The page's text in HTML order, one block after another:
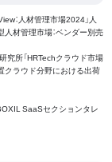
：人材管理市場2024」人
人材管理市場：ベンダー別売
所「HRTechクラウド市場
クラウド分野における出荷
SaaSセクションタレ